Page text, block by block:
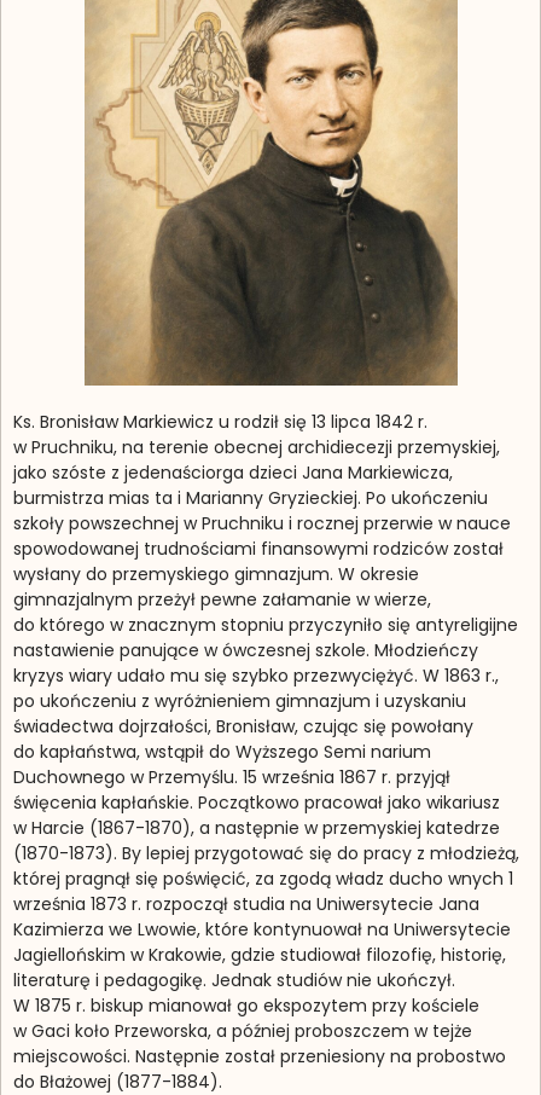
Ks. Bronisław Markiewicz u rodził się 13 lipca 1842 r.
w Pruchniku, na terenie obecnej archidiecezji przemyskiej,
jako szóste z jedenaściorga dzieci Jana Markiewicza,
burmistrza mias ta i Marianny Gryzieckiej. Po ukończeniu
szkoły powszechnej w Pruchniku i rocznej przerwie w nauce
spowodowanej trudnościami finansowymi rodziców został
wysłany do przemyskiego gimnazjum. W okresie
gimnazjalnym przeżył pewne załamanie w wierze,
do którego w znacznym stopniu przyczyniło się antyreligijne
nastawienie panujące w ówczesnej szkole. Młodzieńczy
kryzys wiary udało mu się szybko przezwyciężyć. W 1863 r.,
po ukończeniu z wyróżnieniem gimnazjum i uzyskaniu
świadectwa dojrzałości, Bronisław, czując się powołany
do kapłaństwa, wstąpił do Wyższego Semi narium
Duchownego w Przemyślu. 15 września 1867 r. przyjął
święcenia kapłańskie. Początkowo pracował jako wikariusz
w Harcie (1867-1870), a następnie w przemyskiej katedrze
(1870-1873). By lepiej przygotować się do pracy z młodzieżą,
której pragnął się poświęcić, za zgodą władz ducho wnych 1
września 1873 r. rozpoczął studia na Uniwersytecie Jana
Kazimierza we Lwowie, które kontynuował na Uniwersytecie
Jagiellońskim w Krakowie, gdzie studiował filozofię, historię,
literaturę i pedagogikę. Jednak studiów nie ukończył.
W 1875 r. biskup mianował go ekspozytem przy kościele
w Gaci koło Przeworska, a później proboszczem w tejże
miejscowości. Następnie został przeniesiony na probostwo
do Błażowej (1877-1884).